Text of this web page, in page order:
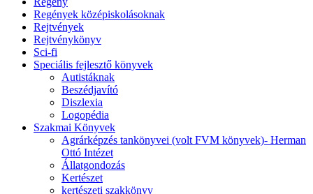
Regények középiskolásoknak
Rejtvények
Rejtvénykönyv
Sci-fi
Speciális fejlesztő könyvek
Autistáknak
Beszédjavító
Diszlexia
Logopédia
Szakmai Könyvek
Agrárképzés tankönyvei (volt FVM könyvek)- Herman
Ottó Intézet
Állatgondozás
Kertészet
kertészeti szakkönyv